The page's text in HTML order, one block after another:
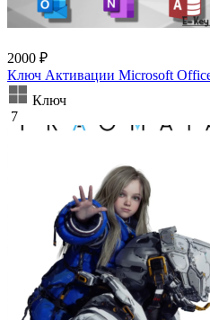
2000 ₽
Ключ Активации Microsoft
Ключ
7